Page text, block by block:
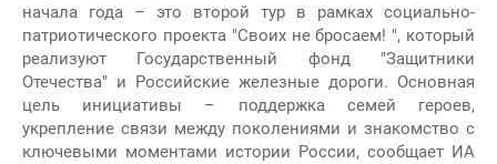
начала года – это второй тур в рамках социально-
патриотического проекта "Своих не бросаем! ", который
реализуют Государственный фонд "Защитники
Отечества" и Российские железные дороги. Основная
цель инициативы – поддержка семей героев,
укрепление связи между поколениями и знакомство с
ключевыми моментами истории России, сообщает ИА